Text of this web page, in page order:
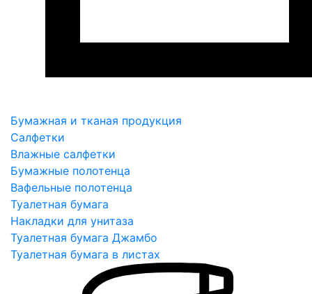
Бумажная и тканая продукция
Салфетки
Влажные салфетки
Бумажные полотенца
Вафельные полотенца
Туалетная бумага
Накладки для унитаза
Туалетная бумага Джамбо
Туалетная бумага в листах